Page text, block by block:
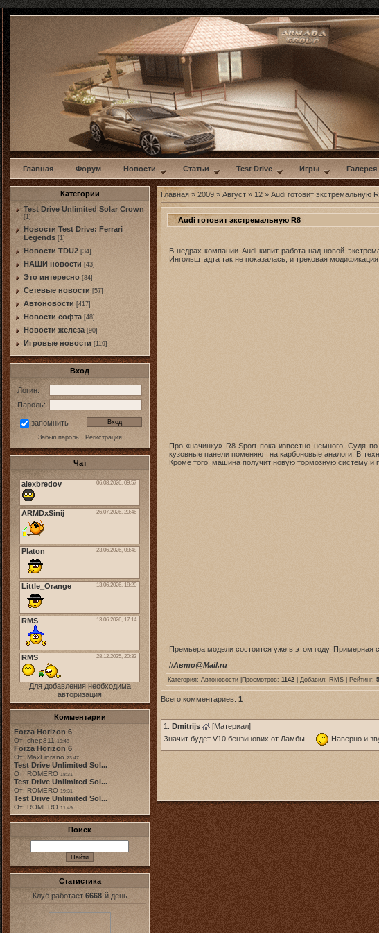
w
Главная Форум Новости Статьи Test Drive Игры Галерея
Категории
Test Drive Unlimited Solar Crown
[1]
Новости Test Drive: Ferrari
Legends [1]
Новости TDU2 [34]
НАШИ новости [43]
Это интересно [84]
Сетевые новости [57]
Автоновости [417]
Новости софта [48]
Новоcти железа [90]
Игровые новости [119]
Вход
Логин:
Пароль:
запомнить
Забыл пароль· Регистрация
Чат
Для добавления необходима
авторизация
Комментарии
Forza Horizon 6
От: chep811 19:48
Forza Horizon 6
От: MaxFiorano 23:47
Test Drive Unlimited Sol...
От: ROMERO 18:31
Test Drive Unlimited Sol...
От: ROMERO 19:31
Test Drive Unlimited Sol...
От: ROMERO 11:49
Поиск
Статистика
Клуб работает 6668-й день
Главная » 2009 » Август » 12 » Audi готовит экстремальную
Audi готовит экстремальную R8
В недрах компании Audi кипит работа над новой
Ингольштадта так не показалась, и трековая
Про «начинку» R8 Sport пока известно немного. Судя
кузовные панели поменяют на карбоновые аналоги. В
Кроме того, машина получит новую тормозную систему и
Премьера модели состоится уже в этом году. Примерная
//Авто@Mail.ru
Категория: Автоновости |Просмотров: 1142 | Добавил: RMS | Рейтинг:
Всего комментариев: 1
1. Dmitrijs [Материал]
Значит будет V10 бензинових от Ламбы ...
Наверно и